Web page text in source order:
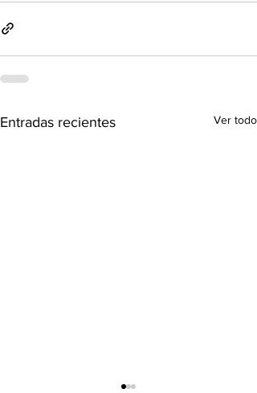
Entradas recientes Ver todo